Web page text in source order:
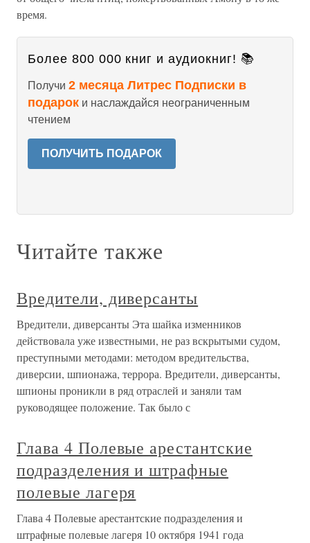
время.
Более 800 000 книг и аудиокниг! 📚
Получи 2 месяца Литрес Подписки в
подарок и наслаждайся неограниченным
чтением
ПОЛУЧИТЬ ПОДАРОК
Читайте также
Вредители, диверсанты
Вредители, диверсанты Эта шайка изменников
действовала уже известными, не раз вскрытыми судом,
преступными методами: методом вредительства,
диверсии, шпионажа, террора. Вредители, диверсанты,
шпионы проникли в ряд отраслей и заняли там
руководящее положение. Так было с
Глава 4 Полевые арестантские
подразделения и штрафные
полевые лагеря
Глава 4 Полевые арестантские подразделения и
штрафные полевые лагеря 10 октября 1941 года